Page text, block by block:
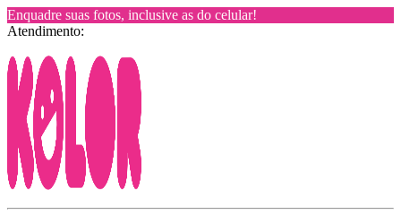
Enquadre suas fotos, inclusive as do celular!
Atendimento: